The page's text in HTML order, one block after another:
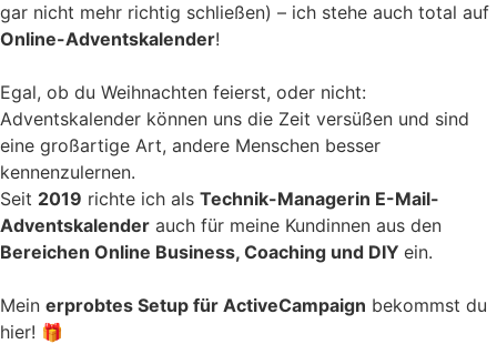
gar nicht mehr richtig schließen) – ich stehe auch total auf
Online-Adventskalender!
Egal, ob du Weihnachten feierst, oder nicht:
Adventskalender können uns die Zeit versüßen und sind
eine großartige Art, andere Menschen besser
kennenzulernen.
Seit 2019 richte ich als Technik-Managerin E-Mail-
Adventskalender auch für meine Kundinnen aus den
Bereichen Online Business, Coaching und DIY ein.
Mein erprobtes Setup für ActiveCampaign bekommst du
hier! 🎁